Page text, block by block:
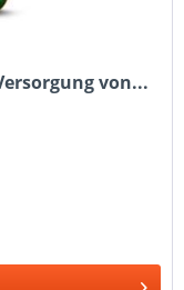
von...